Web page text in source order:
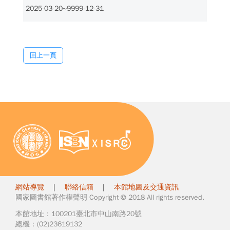
2025-03-20~9999-12-31
回上一頁
網站導覽 | 聯絡信箱 | 本館地圖及交通資訊
國家圖書館著作權聲明 Copyright © 2018 All rights reserved.
本館地址：100201臺北市中山南路20號
總機：(02)23619132